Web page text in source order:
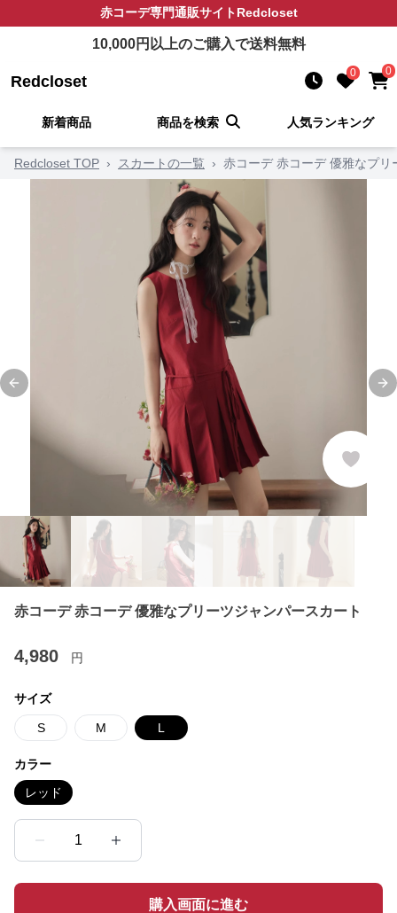
赤コーデ専門通販サイトRedcloset
10,000円以上のご購入で送料無料
Redcloset 0 0
新着商品 商品を検索 人気ランキング
Redcloset TOP › スカートの一覧 › 赤コーデ 赤コーデ 優雅なプリ
Previous slide
赤コーデ 赤コーデ 優雅なプリーツジャンパースカート
4,980 円
サイズ
S M L
カラー
レッド
1
購入画面に進む